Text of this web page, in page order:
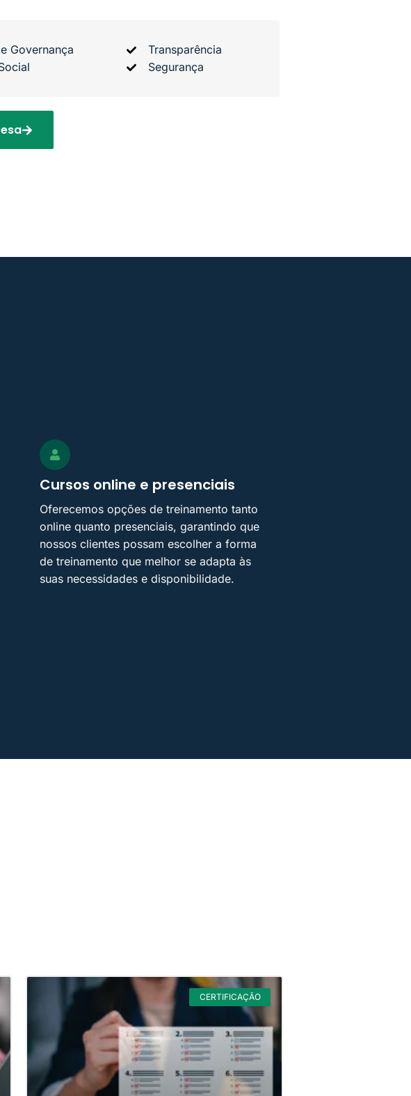
Governança
Transparência
Segurança
Cursos online e presenciais
Oferecemos opções de treinamento tanto
online quanto presenciais, garantindo que
nossos clientes possam escolher a forma
de treinamento que melhor se adapta às
suas necessidades e disponibilidade.
CERTIFICAÇÃO